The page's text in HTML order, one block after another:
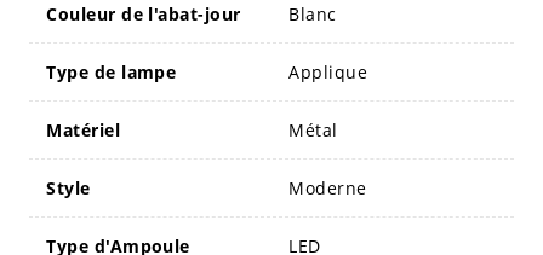
Couleur de l'abat-jour Blanc
Type de lampe Applique
Matériel Métal
Style Moderne
Type d'Ampoule LED